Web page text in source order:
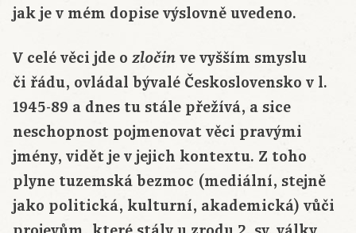
jak je v mém dopise výslovně uvedeno.
V celé věci jde o zločin ve vyšším smyslu
či řádu, ovládal bývalé Československo v l.
1945-89 a dnes tu stále přežívá, a sice
neschopnost pojmenovat věci pravými
jmény, vidět je v jejich kontextu. Z toho
plyne tuzemská bezmoc (mediální, stejně
jako politická, kulturní, akademická) vůči